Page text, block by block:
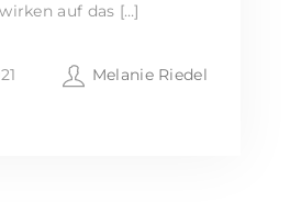
auf das […]
Melanie Riedel